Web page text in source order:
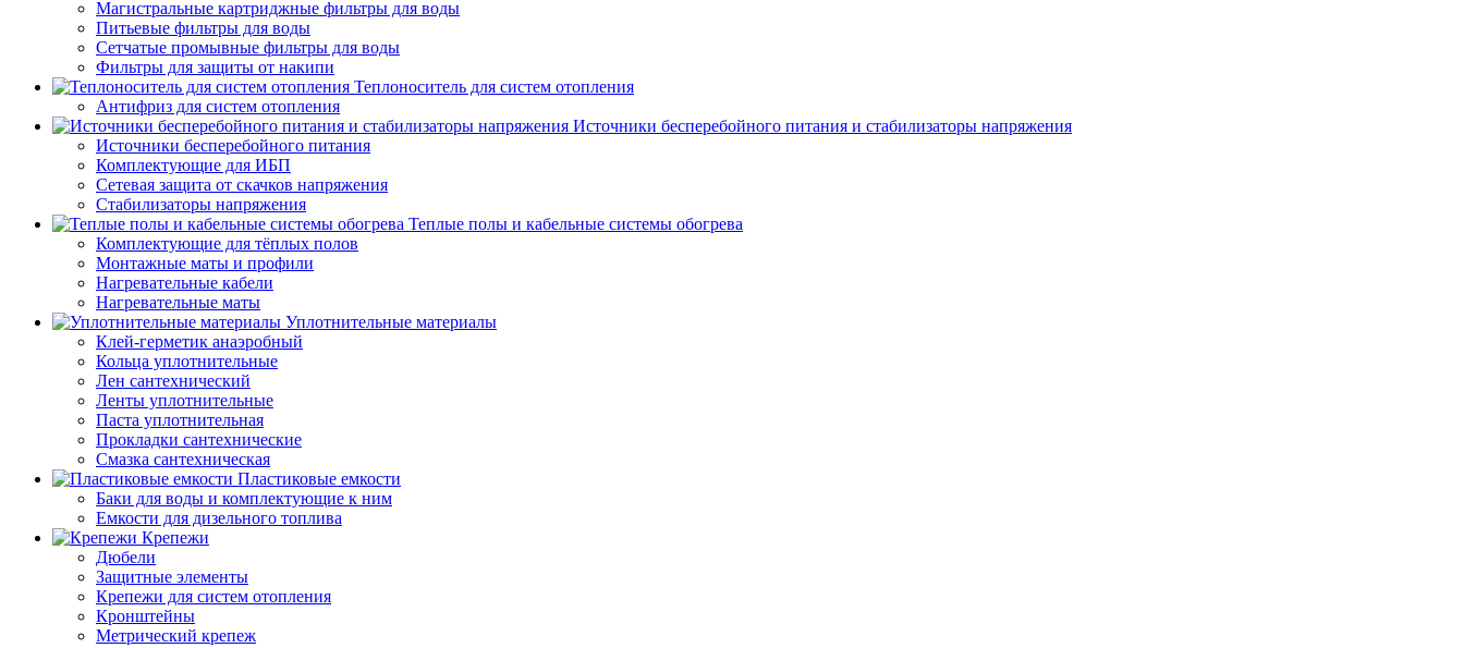
Магистральные картриджные фильтры для воды
Питьевые фильтры для воды
Сетчатые промывные фильтры для воды
Фильтры для защиты от накипи
Теплоноситель для систем отопления
Антифриз для систем отопления
Источники бесперебойного питания и стабилизаторы напряжения
Источники бесперебойного питания
Комплектующие для ИБП
Сетевая защита от скачков напряжения
Стабилизаторы напряжения
Теплые полы и кабельные системы обогрева
Комплектующие для тёплых полов
Монтажные маты и профили
Нагревательные кабели
Нагревательные маты
Уплотнительные материалы
Клей-герметик анаэробный
Кольца уплотнительные
Лен сантехнический
Ленты уплотнительные
Паста уплотнительная
Прокладки сантехнические
Смазка сантехническая
Пластиковые емкости
Баки для воды и комплектующие к ним
Емкости для дизельного топлива
Крепежи
Дюбели
Защитные элементы
Крепежи для систем отопления
Кронштейны
Метрический крепеж